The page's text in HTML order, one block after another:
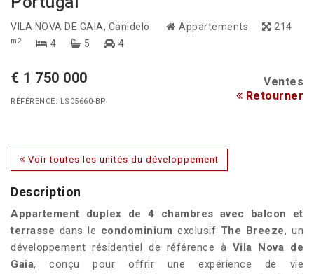
VILA NOVA DE GAIA, Canidelo Appartements 214
m2 4 5 4
€ 1 750 000 Ventes
RÉFÉRENCE: LS05660-BP Retourner
Voir toutes les unités du développement
Description
Appartement duplex de 4 chambres avec balcon et
terrasse dans le condominium exclusif The Breeze, un
développement résidentiel de référence à Vila Nova de
Gaia, conçu pour offrir une expérience de vie